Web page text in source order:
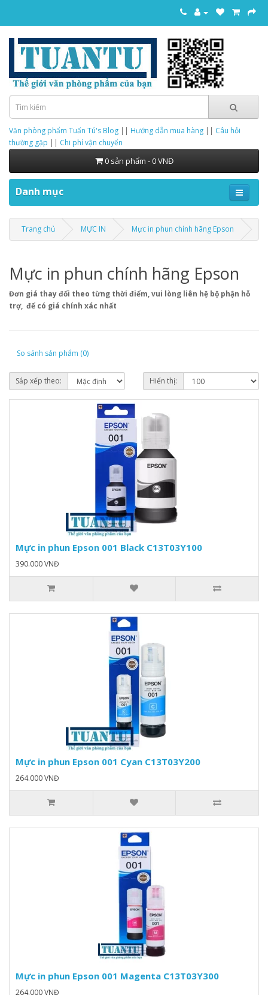
Văn phòng phẩm Tuấn Tú's Blog || Hướng dẫn mua hàng || Câu hỏi
thường gặp || Chi phí vận chuyển
0 sản phẩm - 0 VNĐ
Danh mục
Trang chủ MỰC IN Mực in phun chính hãng Epson
Mực in phun chính hãng Epson
Đơn giá thay đổi theo từng thời điểm, vui lòng liên hệ bộ phận hỗ
trợ, để có giá chính xác nhất
So sánh sản phẩm (0)
Sắp xếp theo: Hiển thị:
Mực in phun Epson 001 Black C13T03Y100
390.000 VNĐ
Mực in phun Epson 001 Cyan C13T03Y200
264.000 VNĐ
Mực in phun Epson 001 Magenta C13T03Y300
264.000 VNĐ